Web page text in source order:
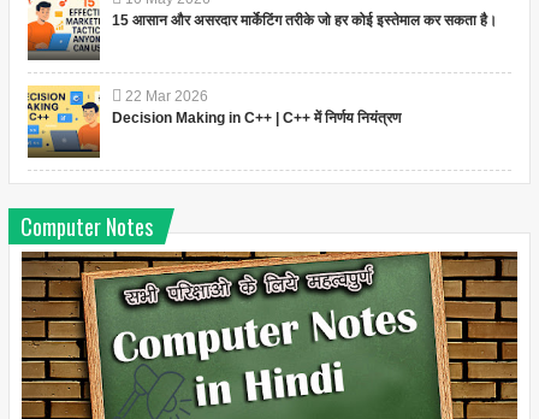
15 आसान और असरदार मार्केटिंग तरीके जो हर कोई इस्तेमाल कर सकता है।
22 Mar 2026
Decision Making in C++ | C++ में निर्णय नियंत्रण
Computer Notes